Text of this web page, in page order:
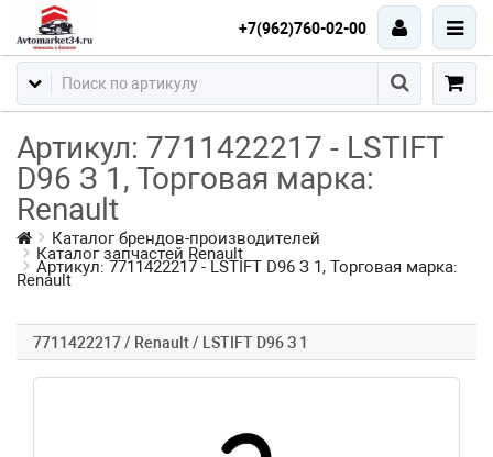
+7(962)760-02-00
Артикул: 7711422217 - LSTIFT
D96 З 1, Торговая марка:
Renault
Каталог брендов-производителей
Каталог запчастей Renault
Артикул: 7711422217 - LSTIFT D96 З 1, Торговая марка:
Renault
7711422217 / Renault / LSTIFT D96 З 1